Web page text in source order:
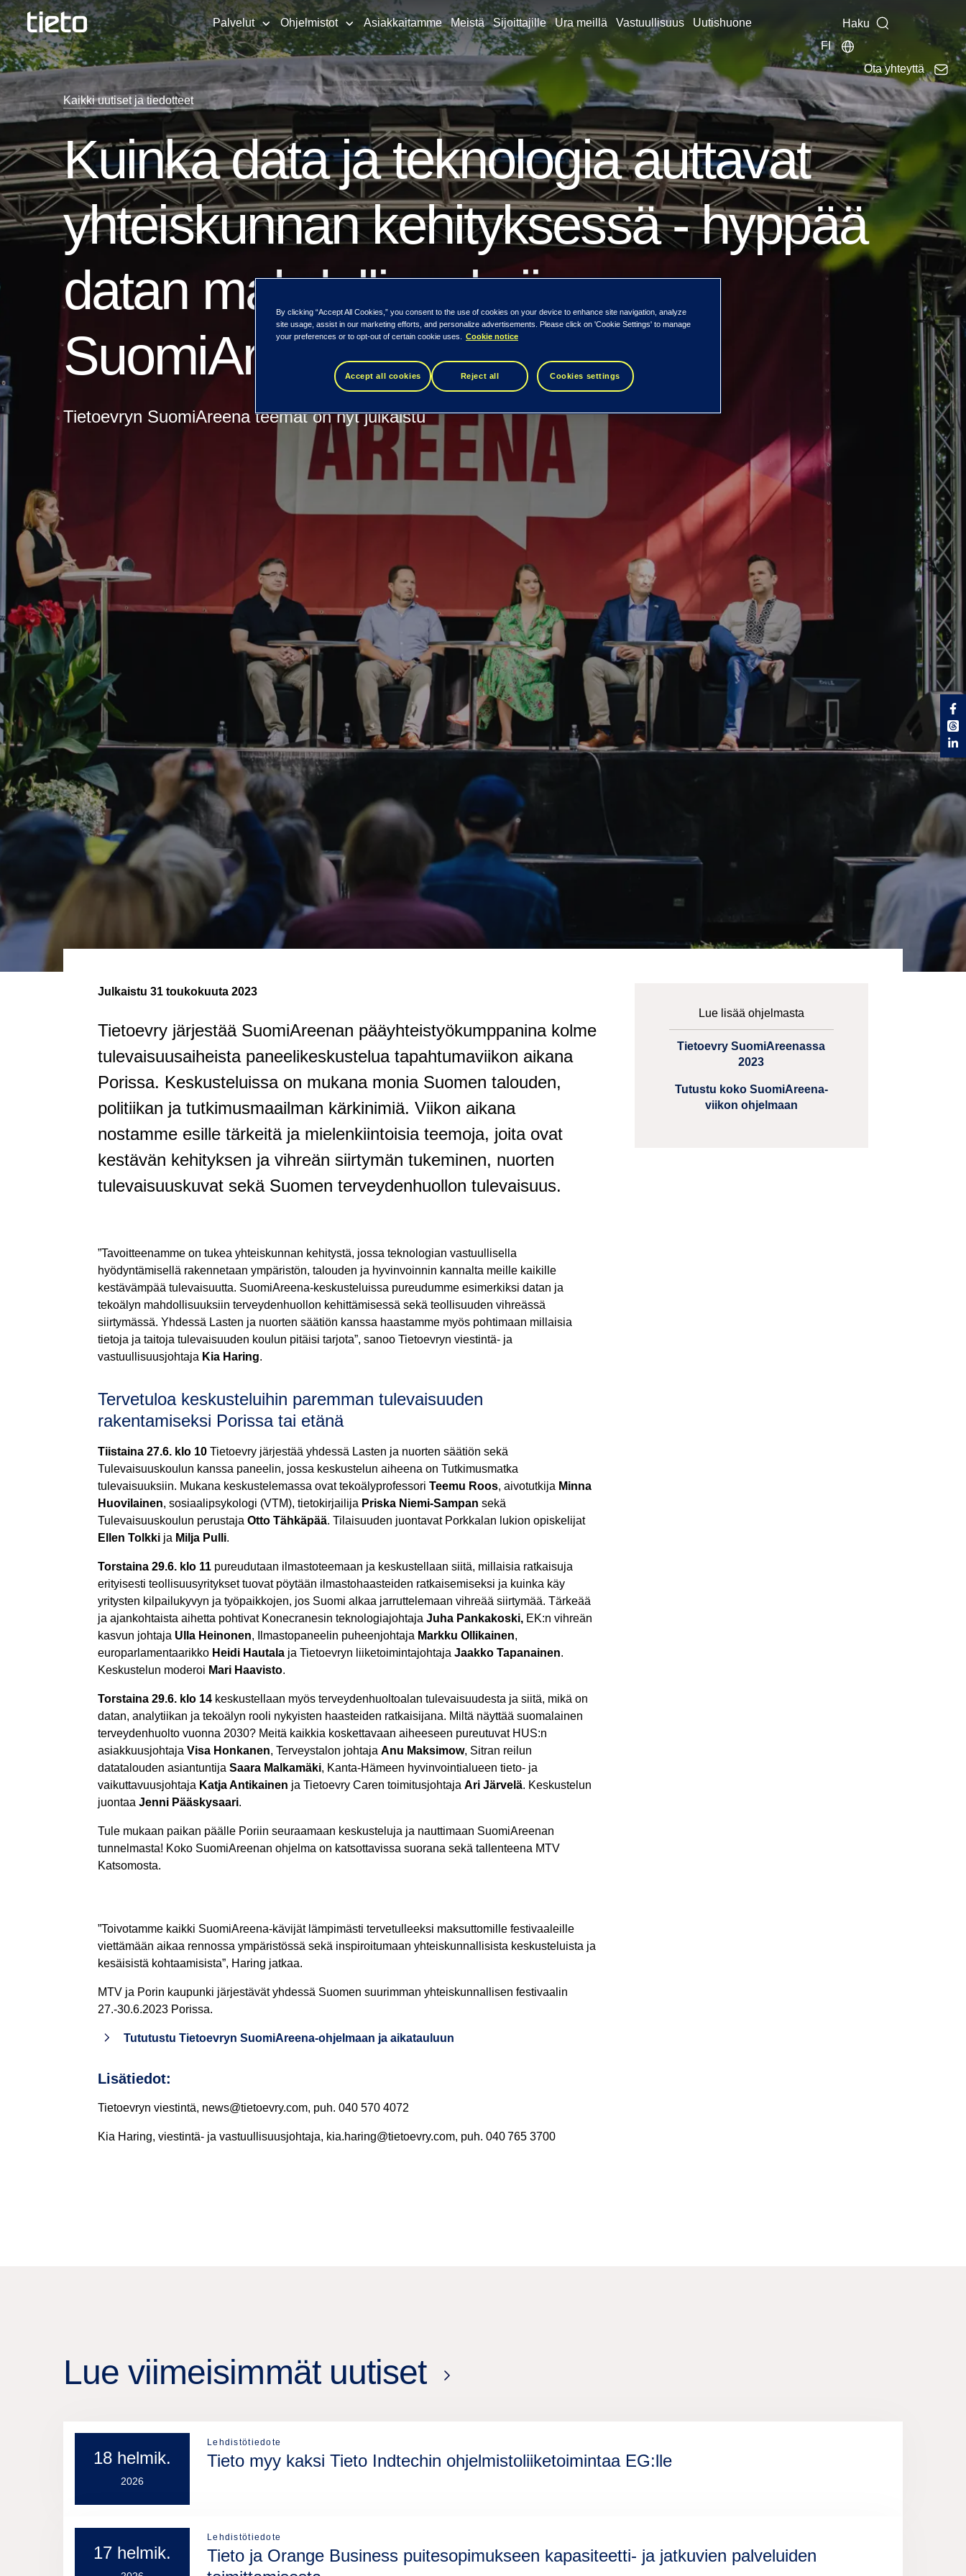
Palvelut Ohjelmistot Asiakkaitamme Meistä Sijoittajille Ura meillä Vastuullisuus Uutishuone
Haku
FI
Ota yhteyttä
Kaikki uutiset ja tiedotteet
Kuinka data ja teknologia auttavat
yhteiskunnan kehityksessä - hyppää
datan mahdollisuuksiin
SuomiAreenassa!
Tietoevryn SuomiAreena teemat on nyt julkaistu
Julkaistu 31 toukokuuta 2023
Tietoevry järjestää SuomiAreenan pääyhteistyökumppanina kolme
tulevaisuusaiheista paneelikeskustelua tapahtumaviikon aikana
Porissa. Keskusteluissa on mukana monia Suomen talouden,
politiikan ja tutkimusmaailman kärkinimiä. Viikon aikana
nostamme esille tärkeitä ja mielenkiintoisia teemoja, joita ovat
kestävän kehityksen ja vihreän siirtymän tukeminen, nuorten
tulevaisuuskuvat sekä Suomen terveydenhuollon tulevaisuus.
”Tavoitteenamme on tukea yhteiskunnan kehitystä, jossa teknologian vastuullisella
hyödyntämisellä rakennetaan ympäristön, talouden ja hyvinvoinnin kannalta meille kaikille
kestävämpää tulevaisuutta. SuomiAreena-keskusteluissa pureudumme esimerkiksi datan ja
tekoälyn mahdollisuuksiin terveydenhuollon kehittämisessä sekä teollisuuden vihreässä
siirtymässä. Yhdessä Lasten ja nuorten säätiön kanssa haastamme myös pohtimaan millaisia
tietoja ja taitoja tulevaisuuden koulun pitäisi tarjota”, sanoo Tietoevryn viestintä- ja
vastuullisuusjohtaja Kia Haring.
Tervetuloa keskusteluihin paremman tulevaisuuden
rakentamiseksi Porissa tai etänä
Tiistaina 27.6. klo 10 Tietoevry järjestää yhdessä Lasten ja nuorten säätiön sekä
Tulevaisuuskoulun kanssa paneelin, jossa keskustelun aiheena on Tutkimusmatka
tulevaisuuksiin. Mukana keskustelemassa ovat tekoälyprofessori Teemu Roos, aivotutkija Minna
Huovilainen, sosiaalipsykologi (VTM), tietokirjailija Priska Niemi-Sampan sekä
Tulevaisuuskoulun perustaja Otto Tähkäpää. Tilaisuuden juontavat Porkkalan lukion opiskelijat
Ellen Tolkki ja Milja Pulli.
Torstaina 29.6. klo 11 pureudutaan ilmastoteemaan ja keskustellaan siitä, millaisia ratkaisuja
erityisesti teollisuusyritykset tuovat pöytään ilmastohaasteiden ratkaisemiseksi ja kuinka käy
yritysten kilpailukyvyn ja työpaikkojen, jos Suomi alkaa jarruttelemaan vihreää siirtymää. Tärkeää
ja ajankohtaista aihetta pohtivat Konecranesin teknologiajohtaja Juha Pankakoski, EK:n vihreän
kasvun johtaja Ulla Heinonen, Ilmastopaneelin puheenjohtaja Markku Ollikainen,
europarlamentaarikko Heidi Hautala ja Tietoevryn liiketoimintajohtaja Jaakko Tapanainen.
Keskustelun moderoi Mari Haavisto.
Torstaina 29.6. klo 14 keskustellaan myös terveydenhuoltoalan tulevaisuudesta ja siitä, mikä on
datan, analytiikan ja tekoälyn rooli nykyisten haasteiden ratkaisijana. Miltä näyttää suomalainen
terveydenhuolto vuonna 2030? Meitä kaikkia koskettavaan aiheeseen pureutuvat HUS:n
asiakkuusjohtaja Visa Honkanen, Terveystalon johtaja Anu Maksimow, Sitran reilun
datatalouden asiantuntija Saara Malkamäki, Kanta-Hämeen hyvinvointialueen tieto- ja
vaikuttavuusjohtaja Katja Antikainen ja Tietoevry Caren toimitusjohtaja Ari Järvelä. Keskustelun
juontaa Jenni Pääskysaari.
Tule mukaan paikan päälle Poriin seuraamaan keskusteluja ja nauttimaan SuomiAreenan
tunnelmasta! Koko SuomiAreenan ohjelma on katsottavissa suorana sekä tallenteena MTV
Katsomosta.
”Toivotamme kaikki SuomiAreena-kävijät lämpimästi tervetulleeksi maksuttomille festivaaleille
viettämään aikaa rennossa ympäristössä sekä inspiroitumaan yhteiskunnallisista keskusteluista ja
kesäisistä kohtaamisista”, Haring jatkaa.
MTV ja Porin kaupunki järjestävät yhdessä Suomen suurimman yhteiskunnallisen festivaalin
27.-30.6.2023 Porissa.
Tututustu Tietoevryn SuomiAreena-ohjelmaan ja aikatauluun
Lisätiedot:
Tietoevryn viestintä, news@tietoevry.com, puh. 040 570 4072
Kia Haring, viestintä- ja vastuullisuusjohtaja, kia.haring@tietoevry.com, puh. 040 765 3700
Lue lisää ohjelmasta
Tietoevry SuomiAreenassa
2023
Tutustu koko SuomiAreena-
viikon ohjelmaan
Lue viimeisimmät uutiset
18 helmik.
2026
Lehdistötiedote
Tieto myy kaksi Tieto Indtechin ohjelmistoliiketoimintaa EG:lle
17 helmik.
Lehdistötiedote
Tieto ja Orange Business puitesopimukseen kapasiteetti- ja jatkuvien palveluiden
By clicking “Accept All Cookies,” you consent to the use of cookies on your device to enhance site navigation, analyze
site usage, assist in our marketing efforts, and personalize advertisements. Please click on 'Cookie Settings' to manage
your preferences or to opt-out of certain cookie uses.
Cookie notice
Accept all cookies Reject all Cookies settings